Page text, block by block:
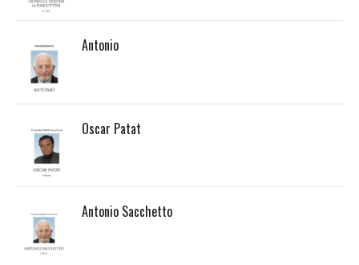
Antonio
Oscar Patat
Antonio Sacchetto